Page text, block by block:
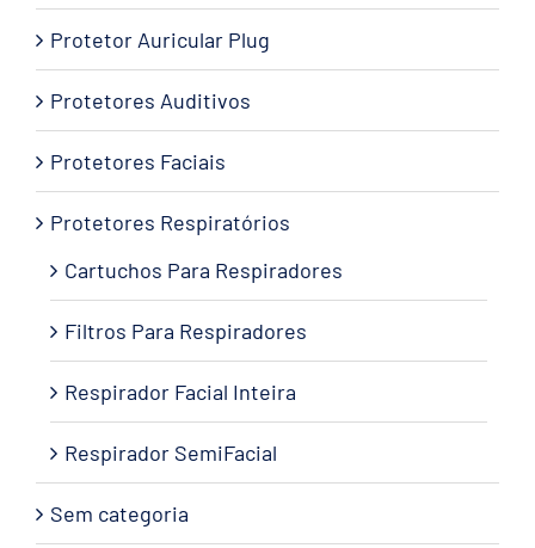
Protetor Auricular Plug
Protetores Auditivos
Protetores Faciais
Protetores Respiratórios
Cartuchos Para Respiradores
Filtros Para Respiradores
Respirador Facial Inteira
Respirador SemiFacial
Sem categoria